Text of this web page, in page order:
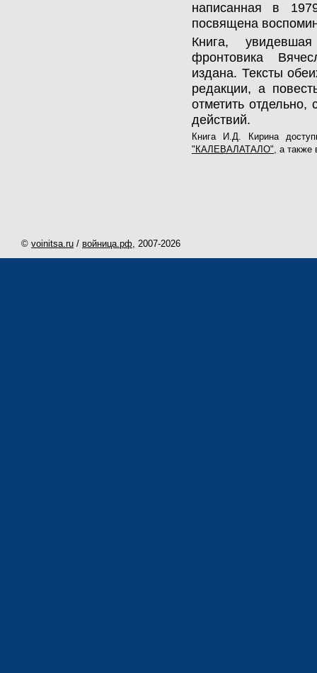
написанная в
посвящена
Книга,
фронтовика
издана. Тексты
редакции, а
отметить
действий.
Книга И.Д. Кирина
"КАЛЕВАЛАТАЛО", а также
© voinitsa.ru / войница.рф, 2007-2026